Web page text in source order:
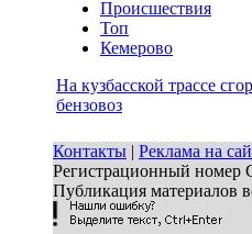
Происшествия
Топ
Кемерово
На кузбасской трассе
бензовоз
Контакты | Реклама на
Регистрационный
Публикация материалов